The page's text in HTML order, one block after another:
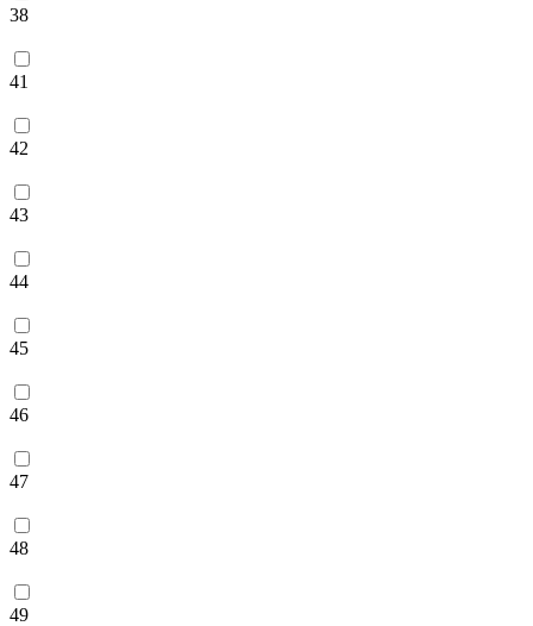
38
41
42
43
44
45
46
47
48
49